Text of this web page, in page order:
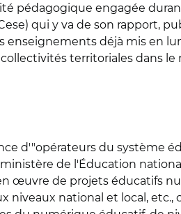
pédagogique engagée
qui y va de son rapport,
enseignements déjà mis en
territoriales dans
d'"opérateurs du système
de l'Éducation
œuvre de projets éducatifs
niveaux national et local,